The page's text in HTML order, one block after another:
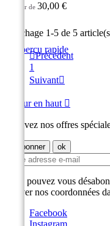
À partir de 30,00 €
Aperçu rapide
VIOLET
BLEU
VERT
AMANDE
Affichage 1-5 de 5
Précédent
1
Suivant
Retour en haut 
Recevez nos offres
Vous pouvez vous
trouver nos coordonnées
Facebook
Instagram